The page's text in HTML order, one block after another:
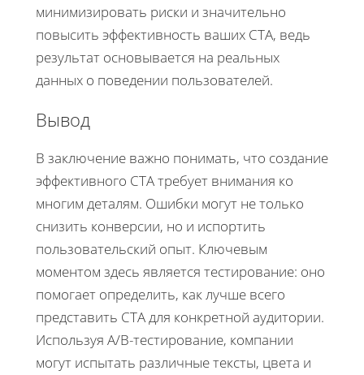
минимизировать риски и значительно
повысить эффективность ваших CTA, ведь
результат основывается на реальных
данных о поведении пользователей.
Вывод
В заключение важно понимать, что создание
эффективного CTA требует внимания ко
многим деталям. Ошибки могут не только
снизить конверсии, но и испортить
пользовательский опыт. Ключевым
моментом здесь является тестирование: оно
помогает определить, как лучше всего
представить CTA для конкретной аудитории.
Используя A/B-тестирование, компании
могут испытать различные тексты, цвета и